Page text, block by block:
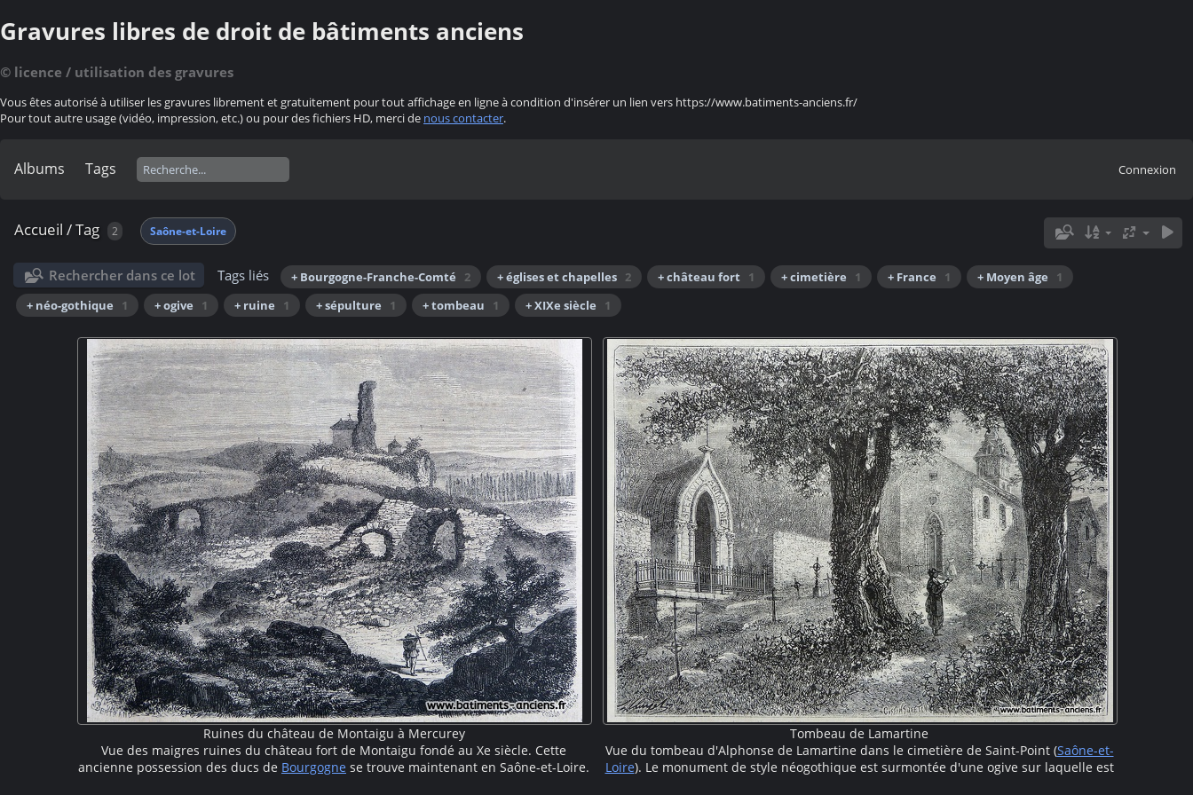
Gravures libres de droit de bâtiments anciens
© licence / utilisation des gravures
Vous êtes autorisé à utiliser les gravures librement et gratuitement pour tout affichage en ligne à condition d'insérer un lien vers https://www.batiments-anciens.fr/
Pour tout autre usage (vidéo, impression, etc.) ou pour des fichiers HD, merci de nous contacter.
Albums Tags Connexion
Accueil /Tag 2 Saône-et-Loire
Rechercher dans ce lot Tags liés + Bourgogne-Franche-Comté 2 + églises et chapelles 2 + château fort 1 + cimetière 1 + France 1 + Moyen âge
1
+ néo-gothique
1 + ogive 1 + ruine 1 + sépulture 1 + tombeau 1 + XIXe siècle 1
Ruines du château de Montaigu à Mercurey
Vue des maigres ruines du château fort de Montaigu fondé au Xe siècle. Cette
ancienne possession des ducs de Bourgogne se trouve maintenant en Saône-et-Loire.
Tombeau de Lamartine
Vue du tombeau d'Alphonse de Lamartine dans le cimetière de Saint-Point (Saône-et-
Loire). Le monument de style néogothique est surmontée d'une ogive sur laquelle est